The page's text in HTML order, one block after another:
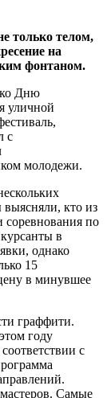
только телом,
на
фонтаном.
Дню
уличной
с
молодежи.
кто из
соревнования по
в
однако
15
в минувшее
граффити.
году
с
Самые